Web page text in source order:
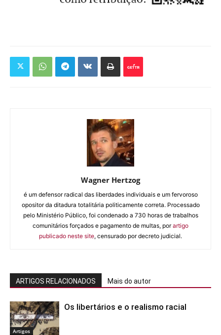
Wagner Hertzog
é um defensor radical das liberdades individuais e um fervoroso
opositor da ditadura totalitária politicamente correta. Processado
pelo Ministério Público, foi condenado a 730 horas de trabalhos
comunitários forçados e pagamento de multas, porartigo
publicado neste site, censurado por decreto judicial.
ARTIGOS RELACIONADOS Mais do autor
Artigos
Os libertários e o realismo racial